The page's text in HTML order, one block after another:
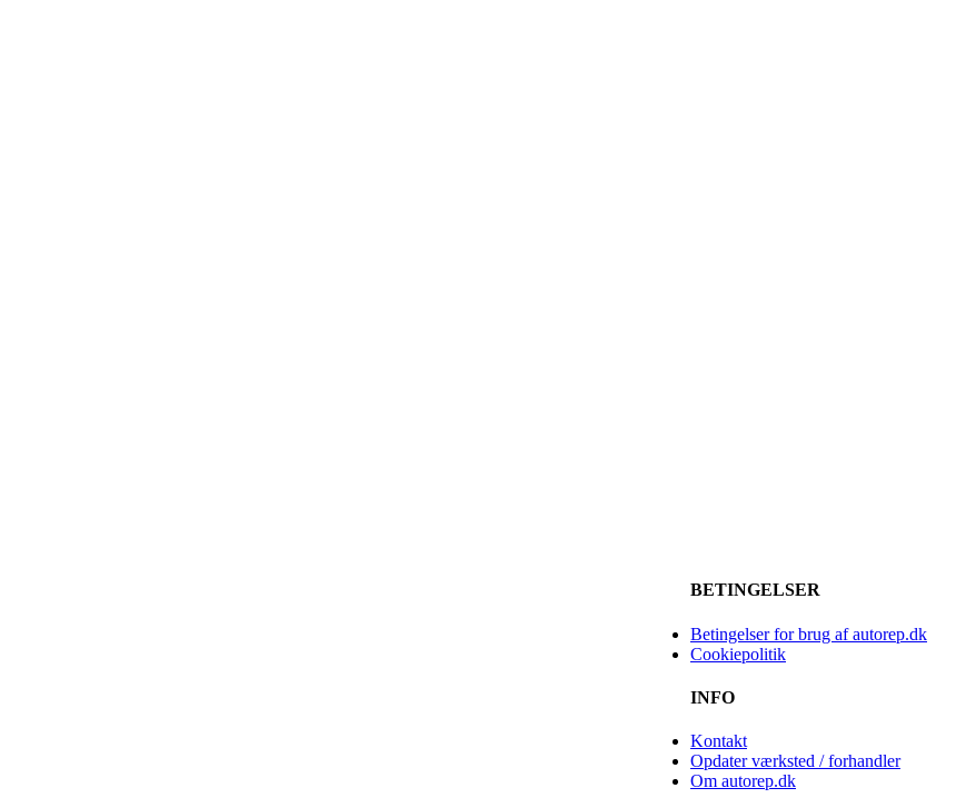
BETINGELSER
Betingelser for brug af autorep.dk
Cookiepolitik
INFO
Kontakt
Opdater værksted / forhandler
Om autorep.dk